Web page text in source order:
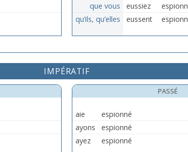
que vous
eussiez
qu’ils, qu’elles
eussent
IMPÉRATIF
PASSÉ
aie
espionné
ayons
espionné
ayez
espionné